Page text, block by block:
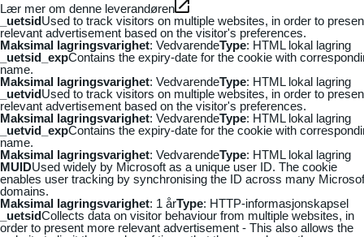
Lær mer om denne leverandøren
_uetsidUsed to track visitors on multiple websites, in order to
relevant advertisement based on the visitor's preferences.
Maksimal lagringsvarighet: VedvarendeType: HTML lokal lagring
_uetsid_expContains the expiry-date for the cookie with
name.
Maksimal lagringsvarighet: VedvarendeType: HTML lokal lagring
_uetvidUsed to track visitors on multiple websites, in order to
relevant advertisement based on the visitor's preferences.
Maksimal lagringsvarighet: VedvarendeType: HTML lokal lagring
_uetvid_expContains the expiry-date for the cookie with
name.
Maksimal lagringsvarighet: VedvarendeType: HTML lokal lagring
MUIDUsed widely by Microsoft as a unique user ID. The cookie
enables user tracking by synchronising the ID across many
domains.
Maksimal lagringsvarighet: 1 årType: HTTP-informasjonskapsel
_uetsidCollects data on visitor behaviour from multiple websites, in
order to present more relevant advertisement - This also allows the